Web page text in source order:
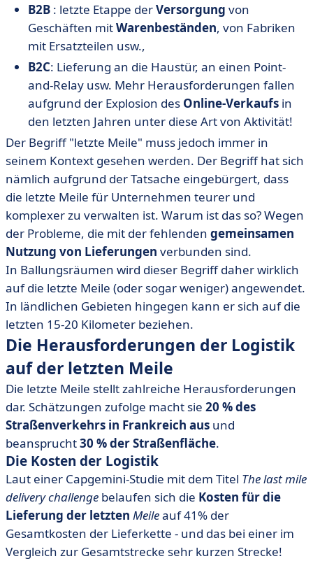
B2B : letzte Etappe derVersorgung von
Geschäften mitWarenbeständen, von Fabriken
mit Ersatzteilen usw.,
B2C: Lieferung an die Haustür, an einen Point-
and-Relay usw. Mehr Herausforderungen fallen
aufgrund der Explosion des Online-Verkaufs in
den letzten Jahren unter diese Art von Aktivität!
Der Begriff "letzte Meile" muss jedoch immer in
seinem Kontext gesehen werden. Der Begriff hat sich
nämlich aufgrund der Tatsache eingebürgert, dass
die letzte Meile für Unternehmen teurer und
komplexer zu verwalten ist. Warum ist das so? Wegen
der Probleme, die mit der fehlenden gemeinsamen
Nutzung von Lieferungen verbunden sind.
In Ballungsräumen wird dieser Begriff daher wirklich
auf die letzte Meile (oder sogar weniger) angewendet.
In ländlichen Gebieten hingegen kann er sich auf die
letzten 15-20 Kilometer beziehen.
Die Herausforderungen der Logistik
auf der letzten Meile
Die letzte Meile stellt zahlreiche Herausforderungen
dar. Schätzungen zufolge macht sie 20 % des
Straßenverkehrs in Frankreich aus und
beansprucht30 % der Straßenfläche.
Die Kosten der Logistik
Laut einer Capgemini-Studie mit dem Titel The last mile
delivery challenge belaufen sich die Kosten für die
Lieferung der letzten Meileauf 41% der
Gesamtkosten der Lieferkette - und das bei einer im
Vergleich zur Gesamtstrecke sehr kurzen Strecke!